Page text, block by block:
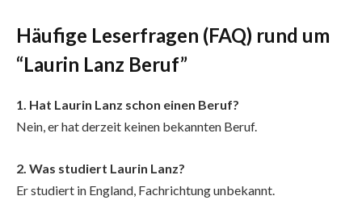
Häufige Leserfragen (FAQ) rund um
“Laurin Lanz Beruf”
1. Hat Laurin Lanz schon einen Beruf?
Nein, er hat derzeit keinen bekannten Beruf.
2. Was studiert Laurin Lanz?
Er studiert in England, Fachrichtung unbekannt.